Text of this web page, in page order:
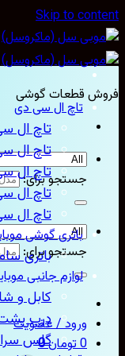
Skip to
قطعات گوشی
جستجو برای:
جستجو برای:
ورود / عضویت
تومان0
تاچ ال سی دی
تاچ ال سی
تاچ ال سی
تاچ ال سی
تاچ ال سی
تاچ ال سی
باتری گوشی موبایل
باتری
لوازم جانبی موبایل
کابل و شارژ
درب پشت
گلس